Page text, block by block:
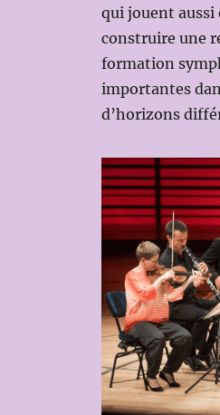
qui jouent aussi
construire une
formation
importantes
d’horizons